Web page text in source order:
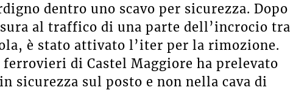
dentro uno scavo per sicurezza. Dopo
al traffico di una parte dell’incrocio tra
è stato attivato l’iter per la rimozione.
di Castel Maggiore ha prelevato
sicurezza sul posto e non nella cava di